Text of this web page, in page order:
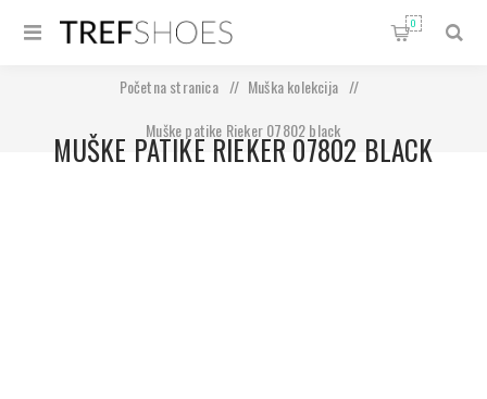
0
Početna stranica / Muška kolekcija
/
Muške patike Rieker 07802 black
MUŠKE PATIKE RIEKER 07802 BLACK